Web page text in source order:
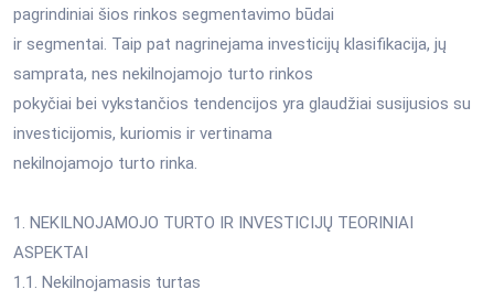
pagrindiniai šios rinkos segmentavimo būdai
ir segmentai. Taip pat nagrinejama investicijų klasifikacija, jų
samprata, nes nekilnojamojo turto rinkos
pokyčiai bei vykstančios tendencijos yra glaudžiai susijusios su
investicijomis, kuriomis ir vertinama
nekilnojamojo turto rinka.
1. NEKILNOJAMOJO TURTO IR INVESTICIJŲ TEORINIAI
ASPEKTAI
1.1. Nekilnojamasis turtas